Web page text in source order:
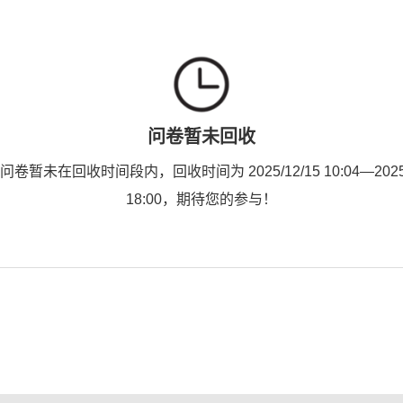
问卷暂未回收
卷暂未在回收时间段内，回收时间为 2025/12/15
18:00，期待您的参与！